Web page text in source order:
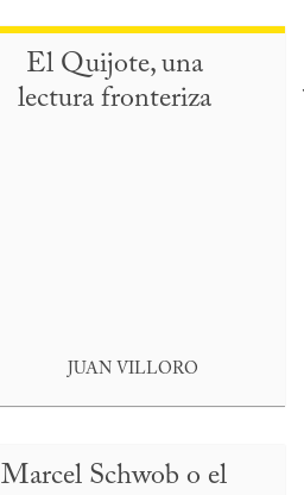
El Quijote, una
lectura fronteriza
JUAN VILLORO
Marcel Schwob o el